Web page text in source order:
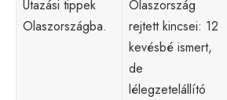
Utazási tippek
Olaszországba.
Olaszország
rejtett kincsei: 12
kevésbé ismert,
de
lélegzetelállító